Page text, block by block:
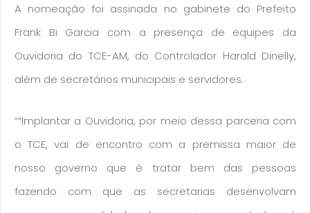
A nomeação foi assinada no gabinete do Prefeito
Frank Bi Garcia com a presença de equipes da
Ouvidoria do TCE-AM, do Controlador Harald Dinelly,
além de secretários municipais e servidores.
““Implantar a Ouvidoria, por meio dessa parceria com
o TCE, vai de encontro com a premissa maior de
nosso governo que é tratar bem das pessoas
fazendo com que as secretarias desenvolvam